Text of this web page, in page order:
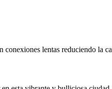
lentas reduciendo la